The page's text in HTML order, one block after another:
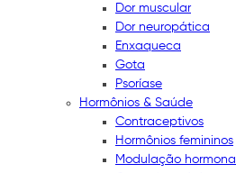
Dor muscular
Dor neuropática
Enxaqueca
Gota
Psoríase
Hormônios & Saúde
Contraceptivos
Hormônios femininos
Modulação hormonal